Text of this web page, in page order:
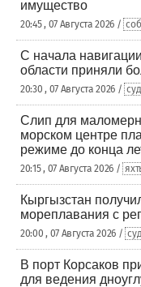
имущество
20:45 , 07 Августа 2026 /
С начала
области приняли
20:30 , 07 Августа 2026 /
Слип для
морском центре
режиме до конца
20:15 , 07 Августа 2026 /
Кыргызстан
мореплавания с
20:00 , 07 Августа 2026 /
В порт Корсаков
для ведения